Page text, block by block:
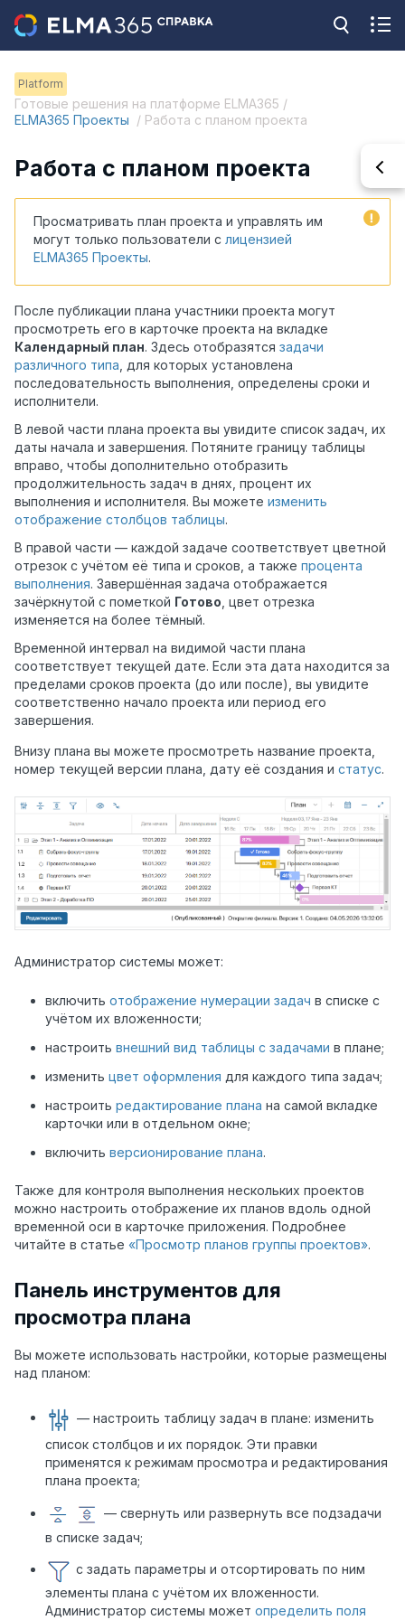
Platform
Готовые решения на платформе ELMA365 /
ELMA365 Проекты / Работа с планом проекта
Работа с планом проекта
Просматривать план проекта и управлять им
могут только пользователи с лицензией
ELMA365 Проекты.
После публикации плана участники проекта могут
просмотреть его в карточке проекта на вкладке
Календарный план. Здесь отобразятся задачи
различного типа , для которых установлена
последовательность выполнения, определены сроки и
исполнители.
В левой части плана проекта вы увидите список задач, их
даты начала и завершения. Потяните границу таблицы
вправо, чтобы дополнительно отобразить
продолжительность задач в днях, процент их
выполнения и исполнителя. Вы можете изменить
отображение столбцов таблицы.
В правой части — каждой задаче соответствует цветной
отрезок с учётом её типа и сроков, а также процента
выполнения. Завершённая задача отображается
зачёркнутой с пометкой Готово , цвет отрезка
изменяется на более тёмный.
Временной интервал на видимой части плана
соответствует текущей дате. Если эта дата находится за
пределами сроков проекта (до или после), вы увидите
соответственно начало проекта или период его
завершения.
Внизу плана вы можете просмотреть название проекта,
номер текущей версии плана, дату её создания и статус.
Администратор системы может:
включить отображение нумерации задач в списке с
учётом их вложенности;
настроить внешний вид таблицы с задачами в плане;
изменить цвет оформления для каждого типа задач;
настроить редактирование плана на самой вкладке
карточки или в отдельном окне;
включить версионирование плана.
Также для контроля выполнения нескольких проектов
можно настроить отображение их планов вдоль одной
временной оси в карточке приложения. Подробнее
читайте в статье «Просмотр планов группы проектов».
Панель инструментов для
просмотра плана
Вы можете использовать настройки, которые размещены
над планом:
— настроить таблицу задач в плане: изменить
список столбцов и их порядок. Эти правки
применятся к режимам просмотра и редактирования
плана проекта;
— свернуть или развернуть все подзадачи
в списке задач;
с задать параметры и отсортировать по ним
элементы плана с учётом их вложенности.
Администратор системы может определить поля